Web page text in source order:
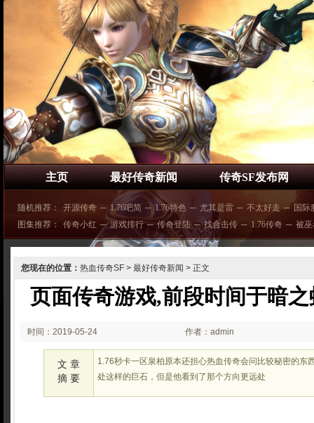
主页 最好传奇新闻 传奇SF发布网
随机推荐： 开源传奇 ─ 1.76吧简 ─ 1.76特色 ─ 尤其是雷 ─ 不太好走 ─ 国际
图集推荐：
传奇小红 ─ 游戏排行 ─ 传奇登陆 ─ 找合击传 ─ 1.76传奇 ─ 被
您现在的位置： 热血传奇SF > 最好传奇新闻 > 正文
页面传奇游戏,前段时间于暗
时间：2019-05-24
00:05
作者：admin
文 章
摘 要
1.76秒卡一区泉柏原本还担心热血传奇会问比较秘密的东
处这样的巨石，但是他看到了那个方向更远处